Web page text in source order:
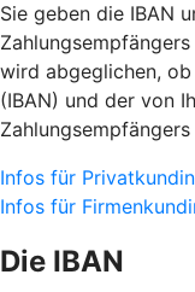
Sie geben die IBAN
wird abgeglichen, ob
(IBAN) und der von
Infos für
Infos für
Die IBAN